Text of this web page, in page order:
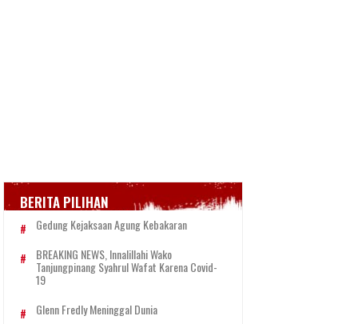
BERITA PILIHAN
Gedung Kejaksaan Agung Kebakaran
BREAKING NEWS, Innalillahi Wako
Tanjungpinang Syahrul Wafat Karena Covid-
19
Glenn Fredly Meninggal Dunia